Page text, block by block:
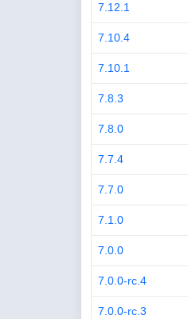
7.12.1
7.10.4
7.10.1
7.8.3
7.8.0
7.7.4
7.7.0
7.1.0
7.0.0
7.0.0-rc.4
7.0.0-rc.3